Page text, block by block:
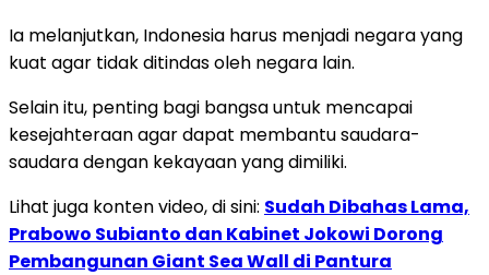
Ia melanjutkan, Indonesia harus menjadi negara yang
kuat agar tidak ditindas oleh negara lain.
Selain itu, penting bagi bangsa untuk mencapai
kesejahteraan agar dapat membantu saudara-
saudara dengan kekayaan yang dimiliki.
Lihat juga konten video, di sini: Sudah Dibahas Lama,
Prabowo Subianto dan Kabinet Jokowi Dorong
Pembangunan Giant Sea Wall di Pantura